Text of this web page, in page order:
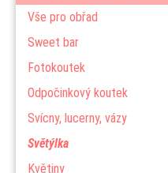
Vše pro obřad
Sweet bar
Fotokoutek
Odpočinkový koutek
Svícny, lucerny, vázy
Světýlka
Květiny